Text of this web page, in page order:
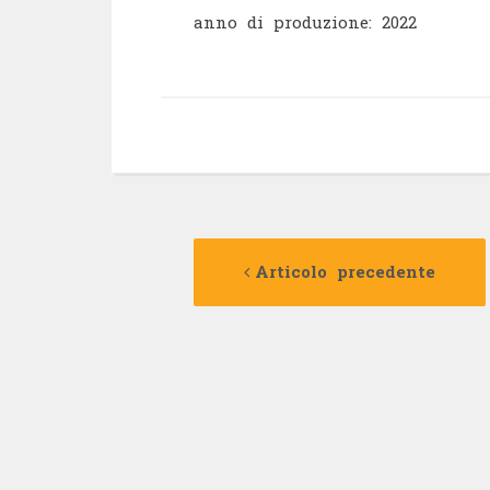
anno di produzione: 2022
articoloArticolo precedente